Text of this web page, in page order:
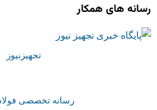
رسانه های همکار
تجهیزنیوز
رسانه تخصصی